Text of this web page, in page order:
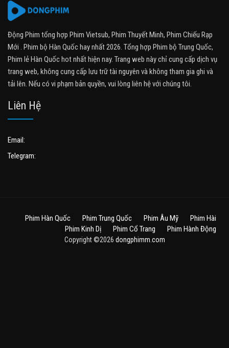
Động Phim tổng hợp Phim Vietsub, Phim Thuyết Minh, Phim Chiếu Rạp
Mới . Phim bộ Hàn Quốc hay nhất 2026. Tổng hợp Phim bộ Trung Quốc,
Phim lẻ Hàn Quốc hot nhất hiện nay. Trang web này chỉ cung cấp dịch vụ
trang web, không cung cấp lưu trữ tài nguyên và không tham gia ghi và
tải lên. Nếu có vi phạm bản quyền, vui lòng liên hệ với chúng tôi.
Liên Hệ
Email:
Telegram:
Phim Hàn Quốc Phim Trung Quốc Phim Âu Mỹ
Phim Hài
Phim Kinh Dị
Phim Cổ Trang Phim Hành Động
Copyright ©2026 dongphimm.com